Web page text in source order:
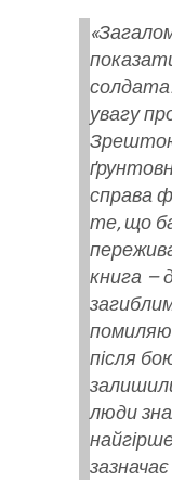
увагу
справа
те, що
книга –
після
люди